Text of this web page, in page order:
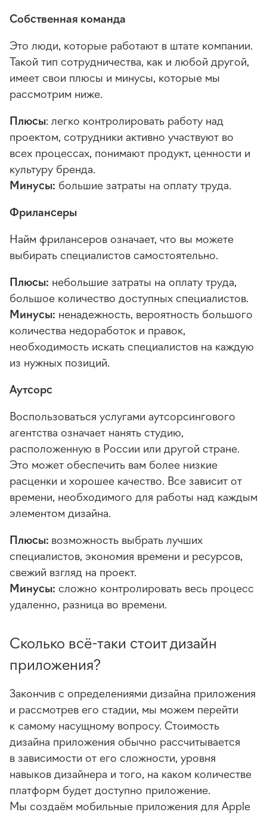
Интересные статьи и кейсы
Собственная команда
Это люди, которые работают в штате компании.
Такой тип сотрудничества, как и любой другой,
имеет свои плюсы и минусы, которые мы
рассмотрим ниже.
Плюсы: легко контролировать работу над
проектом, сотрудники активно участвуют во
всех процессах, понимают продукт, ценности и
культуру бренда.
Минусы: большие затраты на оплату труда.
Фрилансеры
Найм фрилансеров означает, что вы можете
выбирать специалистов самостоятельно.
Плюсы: небольшие затраты на оплату труда,
большое количество доступных специалистов.
Минусы: ненадежность, вероятность большого
количества недоработок и правок,
необходимость искать специалистов на каждую
из нужных позиций.
Аутсорс
Воспользоваться услугами аутсорсингового
агентства означает нанять студию,
расположенную в России или другой стране.
Это может обеспечить вам более низкие
расценки и хорошее качество. Все зависит от
времени, необходимого для работы над каждым
элементом дизайна.
Плюсы: возможность выбрать лучших
специалистов, экономия времени и ресурсов,
свежий взгляд на проект.
Минусы: сложно контролировать весь процесс
удаленно, разница во времени.
Сколько всё-таки стоит дизайн
приложения?
Закончив с определениями дизайна приложения
и рассмотрев его стадии, мы можем перейти
к самому насущному вопросу. Стоимость
дизайна приложения обычно рассчитывается
в зависимости от его сложности, уровня
навыков дизайнера и того, на каком количестве
платформ будет доступно приложение.
Мы создаём мобильные приложения для Apple